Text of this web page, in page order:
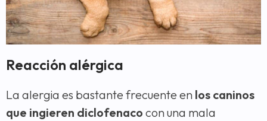
Reacción alérgica
La alergia es bastante frecuente en los caninos
que ingieren diclofenaco con una mala